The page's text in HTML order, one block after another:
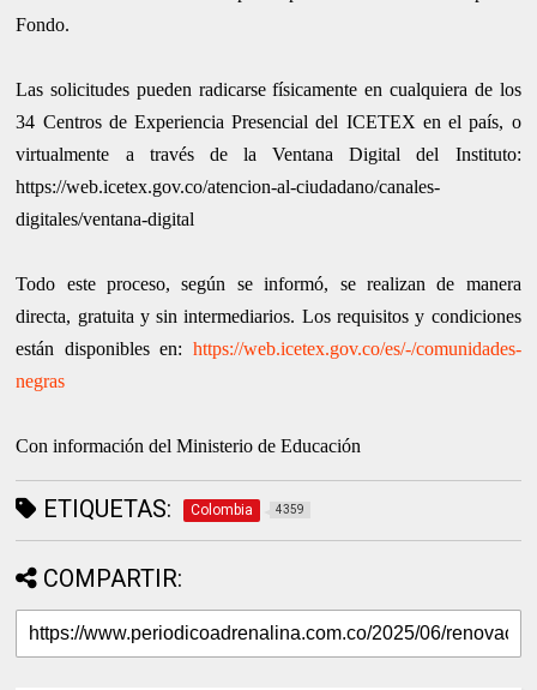
Fondo.
Las solicitudes pueden radicarse físicamente en cualquiera de los
34 Centros de Experiencia Presencial del ICETEX en el país, o
virtualmente a través de la Ventana Digital del Instituto:
https://web.icetex.gov.co/atencion-al-ciudadano/canales-
digitales/ventana-digital
Todo este proceso, según se informó, se realizan de manera
directa, gratuita y sin intermediarios. Los requisitos y condiciones
están disponibles en: https://web.icetex.gov.co/es/-/comunidades-
negras
Con información del Ministerio de Educación
ETIQUETAS: Colombia 4359
COMPARTIR: